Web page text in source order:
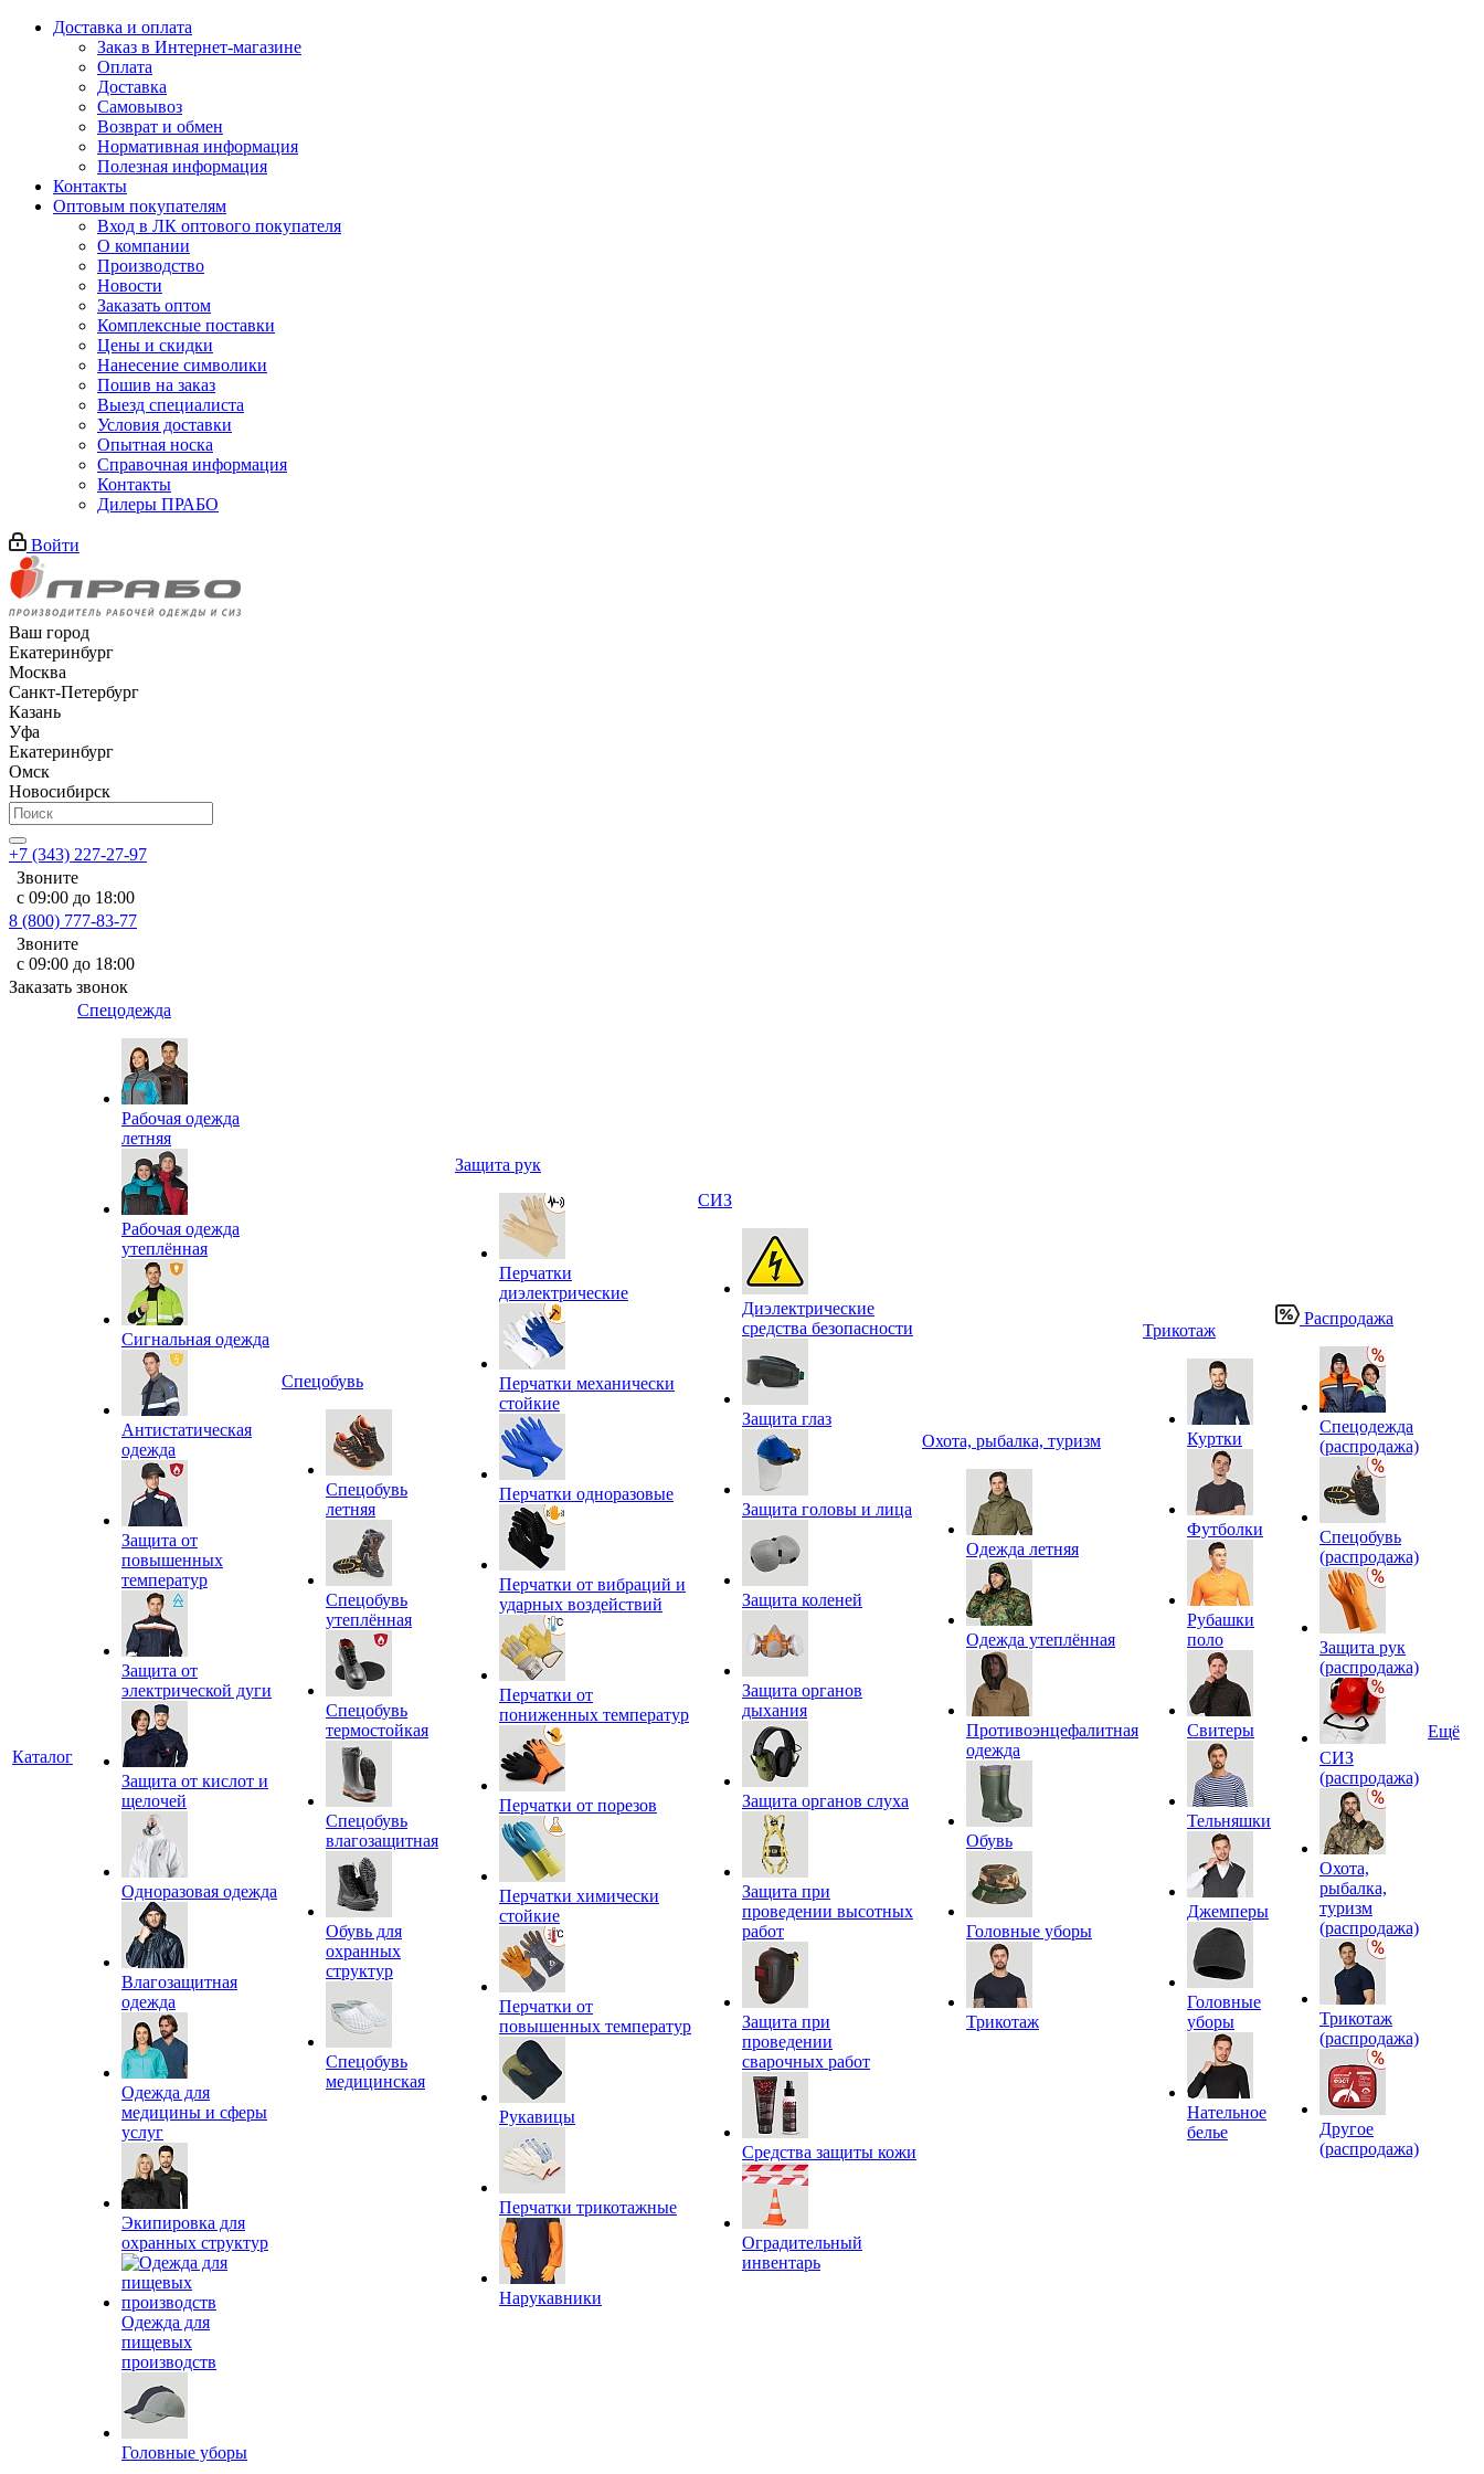
Доставка и оплата
Заказ в Интернет-магазине
Оплата
Доставка
Самовывоз
Возврат и обмен
Нормативная информация
Полезная информация
Контакты
Оптовым покупателям
Вход в ЛК оптового покупателя
О компании
Производство
Новости
Заказать оптом
Комплексные поставки
Цены и скидки
Нанесение символики
Пошив на заказ
Выезд специалиста
Условия доставки
Опытная носка
Справочная информация
Контакты
Дилеры ПРАБО
Войти
Ваш город
Екатеринбург
Москва
Санкт-Петербург
Казань
Уфа
Екатеринбург
Омск
Новосибирск
+7 (343) 227-27-97
Звоните
с 09:00 до 18:00
8 (800) 777-83-77
Звоните
с 09:00 до 18:00
Заказать звонок
Каталог
Спецодежда
Рабочая одежда
летняя
Рабочая одежда
утеплённая
Сигнальная одежда
Антистатическая
одежда
Защита от
повышенных
температур
Защита от
электрической дуги
Защита от кислот и
щелочей
Одноразовая одежда
Влагозащитная
одежда
Одежда для
медицины и сферы
услуг
Экипировка для
охранных структур
Одежда для
пищевых
производств
Головные уборы
Спецобувь
Спецобувь
летняя
Спецобувь
утеплённая
Спецобувь
термостойкая
Спецобувь
влагозащитная
Обувь для
охранных
структур
Спецобувь
медицинская
Защита рук
Перчатки
диэлектрические
Перчатки механически
стойкие
Перчатки одноразовые
Перчатки от вибраций и
ударных воздействий
Перчатки от
пониженных температур
Перчатки от порезов
Перчатки химически
стойкие
Перчатки от
повышенных температур
Рукавицы
Перчатки трикотажные
Нарукавники
СИЗ
Диэлектрические
средства безопасности
Защита глаз
Защита головы и лица
Защита коленей
Защита органов
дыхания
Защита органов слуха
Защита при
проведении высотных
работ
Защита при
проведении
сварочных работ
Средства защиты кожи
Оградительный
инвентарь
Охота, рыбалка, туризм
Одежда летняя
Одежда утеплённая
Противоэнцефалитная
одежда
Обувь
Головные уборы
Трикотаж
Трикотаж
Куртки
Футболки
Рубашки
поло
Свитеры
Тельняшки
Джемперы
Головные
уборы
Нательное
белье
Распродажа
Спецодежда
(распродажа)
Спецобувь
(распродажа)
Защита рук
(распродажа)
СИЗ
(распродажа)
Охота,
рыбалка,
туризм
(распродажа)
Трикотаж
(распродажа)
Другое
(распродажа)
Ещё